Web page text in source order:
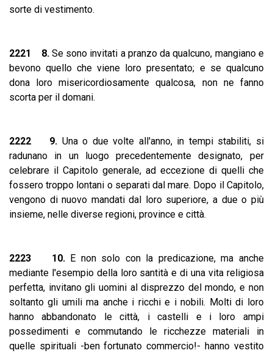
sorte di vestimento.
2221 8.Se sono invitati a pranzo da qualcuno, mangiano e
bevono quello che viene loro presentato; e se qualcuno
dona loro misericordiosamente qualcosa, non ne fanno
scorta per il domani.
2222 9. Una o due volte all'anno, in tempi stabiliti, si
radunano in un luogo precedentemente designato, per
celebrare il Capitolo generale, ad eccezione di quelli che
fossero troppo lontani o separati dal mare. Dopo il Capitolo,
vengono di nuovo mandati dal loro superiore, a due o più
insieme, nelle diverse regioni, province e città.
2223 10.E non solo con la predicazione, ma anche
mediante l'esempio della loro santità e di una vita religiosa
perfetta, invitano gli uomini al disprezzo del mondo, e non
soltanto gli umili ma anche i ricchi e i nobili. Molti di loro
hanno abbandonato le città, i castelli e i loro ampi
possedimenti e commutando le ricchezze materiali in
quelle spirituali -ben fortunato commercio!- hanno vestito